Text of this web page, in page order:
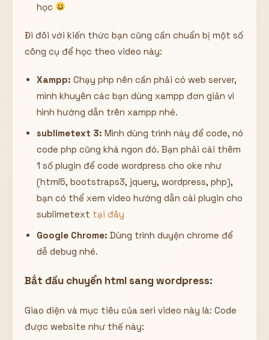
học
Đi đôi với kiến thức bạn cũng cần chuẩn bị một số
công cụ để học theo video này:
Xampp: Chạy php nên cần phải có web server,
mình khuyên các bạn dùng xampp đơn giản vì
hình hướng dẫn trên xampp nhé.
sublimetext 3: Mình dùng trình này để code, nó
code php cũng khá ngon đó. Bạn phải cài thêm
1 số plugin để code wordpress cho oke như
(html5, bootstraps3, jquery, wordpress, php),
bạn có thể xem video hướng dẫn cài plugin cho
sublimetext tại đây
Google Chrome: Dùng trình duyện chrome để
dễ debug nhé.
Bắt đầu chuyển html sang wordpress:
Giao diện và mục tiêu của seri video này là: Code
được website như thế này: